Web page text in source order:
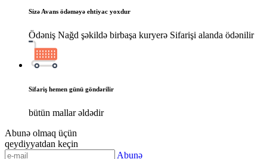
Sizə Avans ödəməyə ehtiyac yoxdur
Ödəniş Nağd şəkildə birbaşa kuryerə Sifarişi alanda ödənilir
Sifariş hemen günü göndərilir
bütün mallar əldədir
Abunə olmaq üçün
qeydiyyatdan keçin
Abunə